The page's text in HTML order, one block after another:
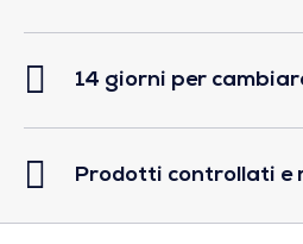
14 giorni per
Prodotti controllati e